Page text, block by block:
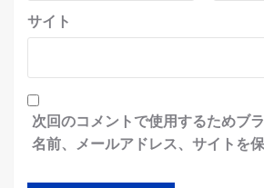
サイト
次回のコメントで使用するためブ
名前、メールアドレス、サイトを保